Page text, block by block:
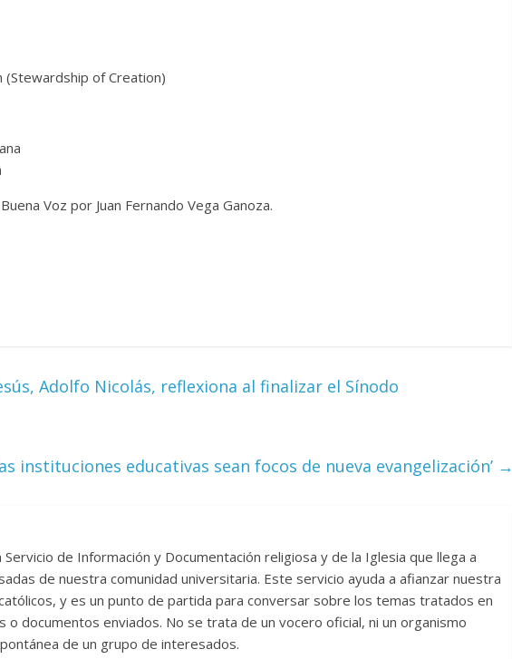
(Stewardship of Creation)
Voz por Juan Fernando Vega Ganoza.
Adolfo Nicolás, reflexiona al finalizar el Sínodo
instituciones educativas sean focos de nueva evangelización’ →
Servicio de Información y Documentación religiosa y de la Iglesia que llega a
de nuestra comunidad universitaria. Este servicio ayuda a afianzar nuestra
y es un punto de partida para conversar sobre los temas tratados en
o documentos enviados. No se trata de un vocero oficial, ni un organismo
de un grupo de interesados.